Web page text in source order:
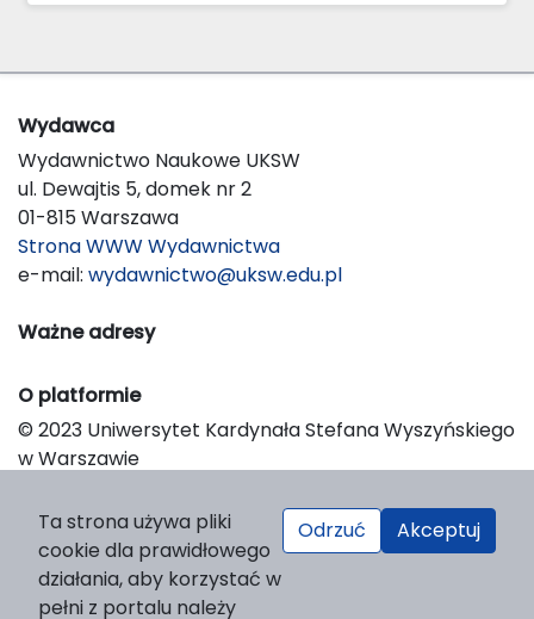
Wydawca
Wydawnictwo Naukowe UKSW
ul. Dewajtis 5, domek nr 2
01-815 Warszawa
Strona WWW Wydawnictwa
e-mail: wydawnictwo@uksw.edu.pl
Ważne adresy
O platformie
© 2023 Uniwersytet Kardynała Stefana Wyszyńskiego
w Warszawie
Platform & Workflow by OJS/PKP
Ta strona używa pliki
cookie dla prawidłowego
działania, aby korzystać w
pełni z portalu należy
Odrzuć Akceptuj